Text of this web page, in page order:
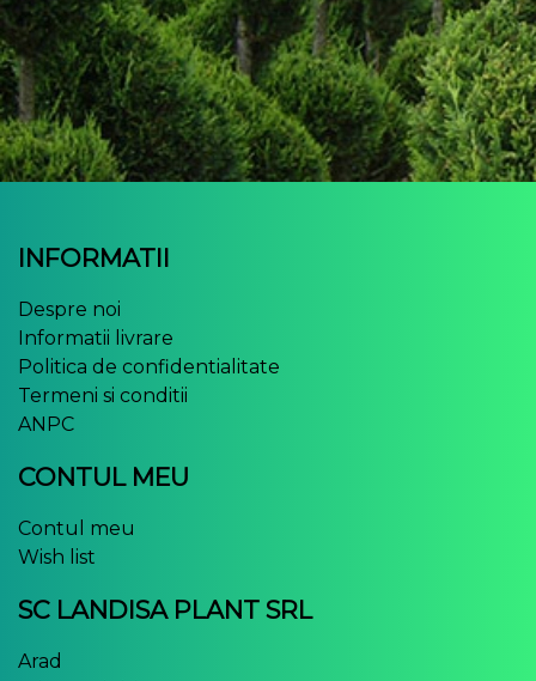
INFORMATII
Despre noi
Informatii livrare
Politica de confidentialitate
Termeni si conditii
ANPC
CONTUL MEU
Contul meu
Wish list
SC LANDISA PLANT SRL
Arad